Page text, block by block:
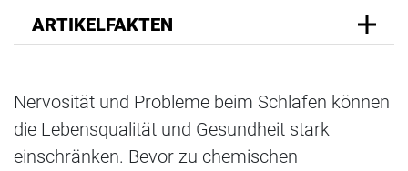
ARTIKELFAKTEN
Nervosität und Probleme beim Schlafen können
die Lebensqualität und Gesundheit stark
einschränken. Bevor zu chemischen